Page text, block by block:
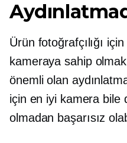
Ürün fotoğrafçılığı
kameraya sahip
önemli olan
için en iyi kamera bile
olmadan başarısız